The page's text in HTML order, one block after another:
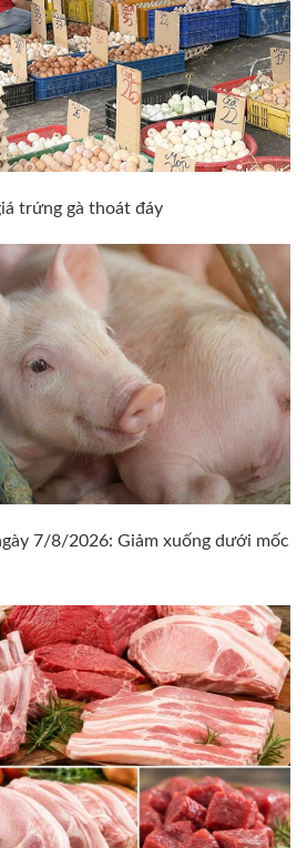
trứng gà thoát đáy
7/8/2026: Giảm xuống dưới mốc